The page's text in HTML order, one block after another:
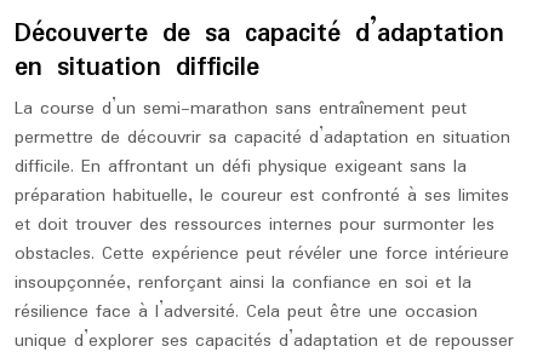
Découverte de sa capacité d’adaptation
en situation difficile
La course d’un semi-marathon sans entraînement peut
permettre de découvrir sa capacité d’adaptation en situation
difficile. En affrontant un défi physique exigeant sans la
préparation habituelle, le coureur est confronté à ses limites
et doit trouver des ressources internes pour surmonter les
obstacles. Cette expérience peut révéler une force intérieure
insoupçonnée, renforçant ainsi la confiance en soi et la
résilience face à l’adversité. Cela peut être une occasion
unique d’explorer ses capacités d’adaptation et de repousser